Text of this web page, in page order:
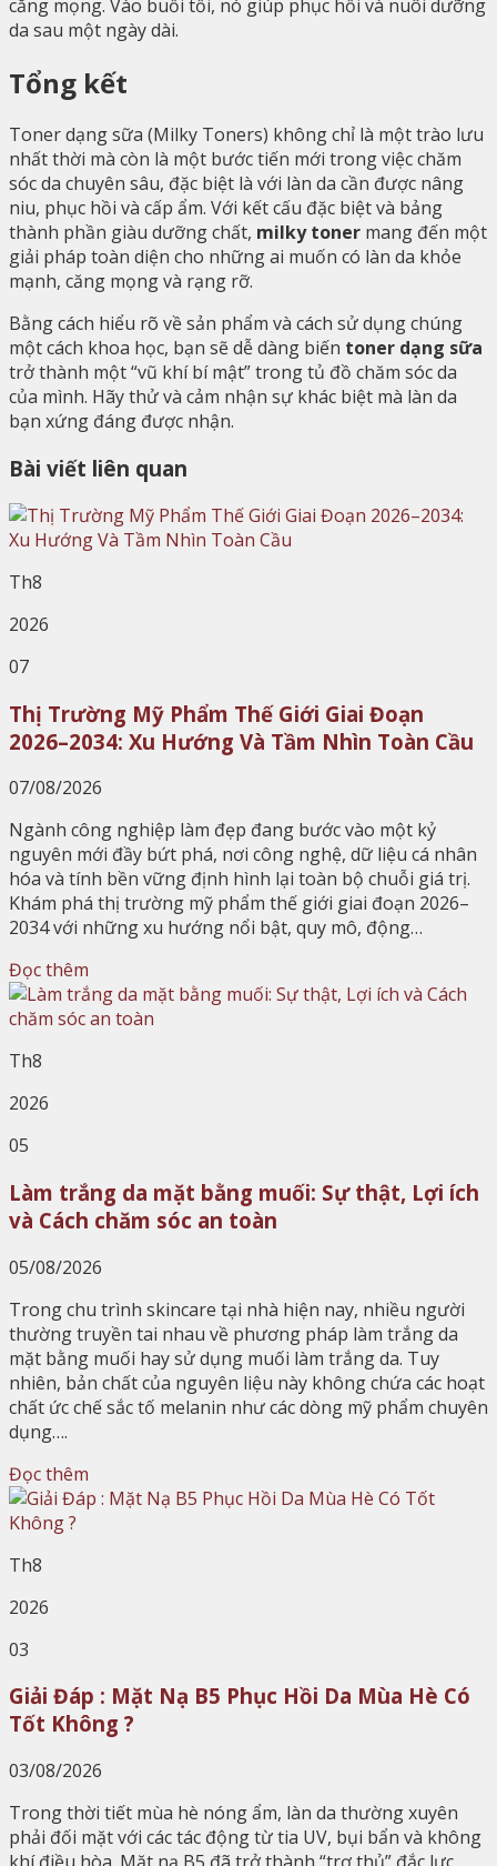
căng mọng. Vào buổi tối, nó giúp phục hồi và nuôi dưỡng
da sau một ngày dài.
Tổng kết
Toner dạng sữa (Milky Toners) không chỉ là một trào lưu
nhất thời mà còn là một bước tiến mới trong việc chăm
sóc da chuyên sâu, đặc biệt là với làn da cần được nâng
niu, phục hồi và cấp ẩm. Với kết cấu đặc biệt và bảng
thành phần giàu dưỡng chất, milky toner mang đến một
giải pháp toàn diện cho những ai muốn có làn da khỏe
mạnh, căng mọng và rạng rỡ.
Bằng cách hiểu rõ về sản phẩm và cách sử dụng chúng
một cách khoa học, bạn sẽ dễ dàng biến toner dạng sữa
trở thành một “vũ khí bí mật” trong tủ đồ chăm sóc da
của mình. Hãy thử và cảm nhận sự khác biệt mà làn da
bạn xứng đáng được nhận.
Bài viết liên quan
Th8
2026
07
Thị Trường Mỹ Phẩm Thế Giới Giai Đoạn
2026–2034: Xu Hướng Và Tầm Nhìn Toàn Cầu
07/08/2026
Ngành công nghiệp làm đẹp đang bước vào một kỷ
nguyên mới đầy bứt phá, nơi công nghệ, dữ liệu cá nhân
hóa và tính bền vững định hình lại toàn bộ chuỗi giá trị.
Khám phá thị trường mỹ phẩm thế giới giai đoạn 2026–
2034 với những xu hướng nổi bật, quy mô, động…
Đọc thêm
Th8
2026
05
Làm trắng da mặt bằng muối: Sự thật, Lợi ích
và Cách chăm sóc an toàn
05/08/2026
Trong chu trình skincare tại nhà hiện nay, nhiều người
thường truyền tai nhau về phương pháp làm trắng da
mặt bằng muối hay sử dụng muối làm trắng da. Tuy
nhiên, bản chất của nguyên liệu này không chứa các hoạt
chất ức chế sắc tố melanin như các dòng mỹ phẩm chuyên
dụng….
Đọc thêm
Th8
2026
03
Giải Đáp : Mặt Nạ B5 Phục Hồi Da Mùa Hè Có
Tốt Không ?
03/08/2026
Trong thời tiết mùa hè nóng ẩm, làn da thường xuyên
phải đối mặt với các tác động từ tia UV, bụi bẩn và không